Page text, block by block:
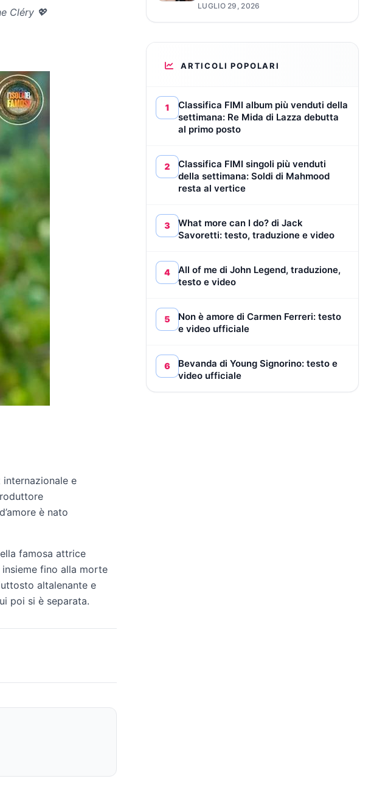
Cléry 💖
e
è nato
famosa attrice
fino alla morte
altalenante e
poi si è separata.
LUGLIO 29, 2026
ARTICOLI POPOLARI
1
Classifica FIMI album più venduti della
settimana: Re Mida di Lazza debutta
al primo posto
2
Classifica FIMI singoli più venduti
della settimana: Soldi di Mahmood
resta al vertice
3
What more can I do? di Jack
Savoretti: testo, traduzione e video
4
All of me di John Legend, traduzione,
testo e video
5
Non è amore di Carmen Ferreri: testo
e video ufficiale
6
Bevanda di Young Signorino: testo e
video ufficiale